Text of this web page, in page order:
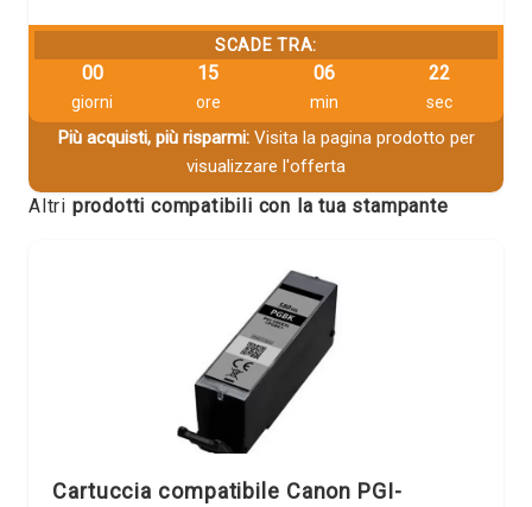
SCADE TRA:
00
giorni
15
ore
06
min
22
sec
Più acquisti, più risparmi:Visita la pagina prodotto per
visualizzare l'offerta
Altri prodotti compatibili con la tua stampante
Cartuccia compatibile Canon PGI-